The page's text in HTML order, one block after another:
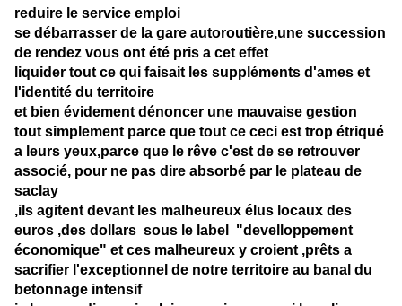
reduire le service emploi
se débarrasser de la gare autoroutière,une succession
de rendez vous ont été pris a cet effet
liquider tout ce qui faisait les suppléments d'ames et
l'identité du territoire
et bien évidement dénoncer une mauvaise gestion
tout simplement parce que tout ce ceci est trop étriqué
a leurs yeux,parce que le rêve c'est de se retrouver
associé, pour ne pas dire absorbé par le plateau de
saclay
,ils agitent devant les malheureux élus locaux des
euros ,des dollars sous le label "develloppement
économique" et ces malheureux y croient ,prêts a
sacrifier l'exceptionnel de notre territoire au banal du
betonnage intensif